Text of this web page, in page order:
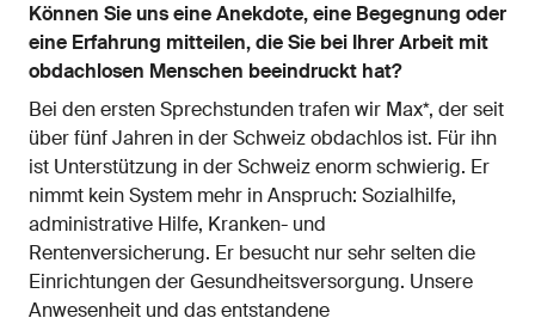
Können Sie uns eine Anekdote, eine Begegnung oder
eine Erfahrung mitteilen, die Sie bei Ihrer Arbeit mit
obdachlosen Menschen beeindruckt hat?
Bei den ersten Sprechstunden trafen wir Max*, der seit
über fünf Jahren in der Schweiz obdachlos ist. Für ihn
ist Unterstützung in der Schweiz enorm schwierig. Er
nimmt kein System mehr in Anspruch: Sozialhilfe,
administrative Hilfe, Kranken- und
Rentenversicherung. Er besucht nur sehr selten die
Einrichtungen der Gesundheitsversorgung. Unsere
Anwesenheit und das entstandene